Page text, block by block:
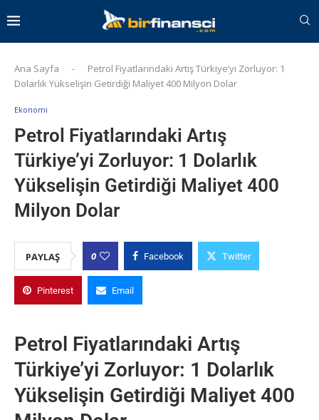
Ana Sayfa -
Petrol Fiyatlarındaki Artış Türkiye’yi Zorluyor: 1
Dolarlık Yükselişin Getirdiği Maliyet 400 Milyon Dolar
Ekonomi
Petrol Fiyatlarındaki Artış
Türkiye’yi Zorluyor: 1 Dolarlık
Yükselişin Getirdiği Maliyet 400
Milyon Dolar
PAYLAŞ 0 Facebook Twitter
Pinterest Email
Petrol Fiyatlarındaki Artış
Türkiye’yi Zorluyor: 1 Dolarlık
Yükselişin Getirdiği Maliyet 400